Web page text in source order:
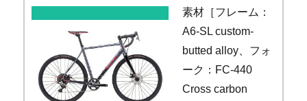
素材［フレーム：
A6-SL custom-
butted alloy、フォ
ーク：FC-440
Cross carbon